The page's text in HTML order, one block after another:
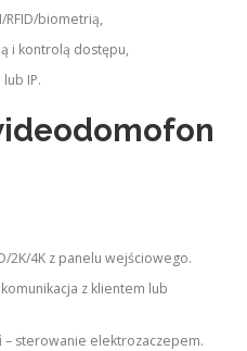
biometrią,
i kontrolą dostępu,
IP.
2K/4K z panelu wejściowego.
z klientem lub
– sterowanie elektrozaczepem.